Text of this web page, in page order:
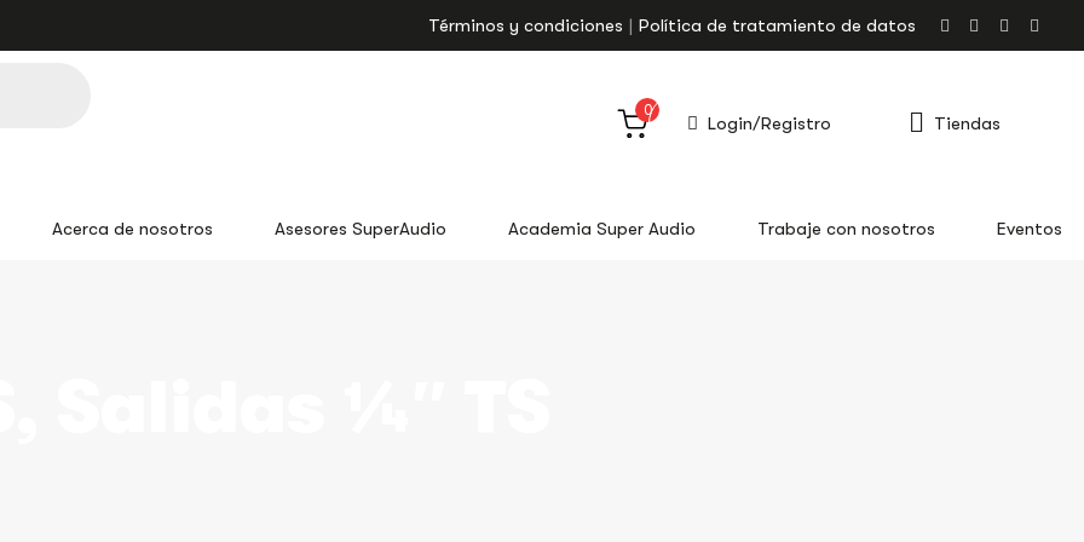
Términos y condiciones
Política de tratamiento de datos
0
Login/Registro Tiendas
Acerca de nosotros Asesores SuperAudio Academia Super Audio Trabaje con nosotros Eventos